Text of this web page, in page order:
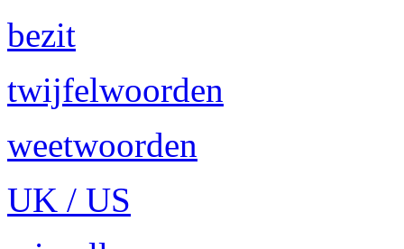
bezit
twijfelwoorden
weetwoorden
UK / US